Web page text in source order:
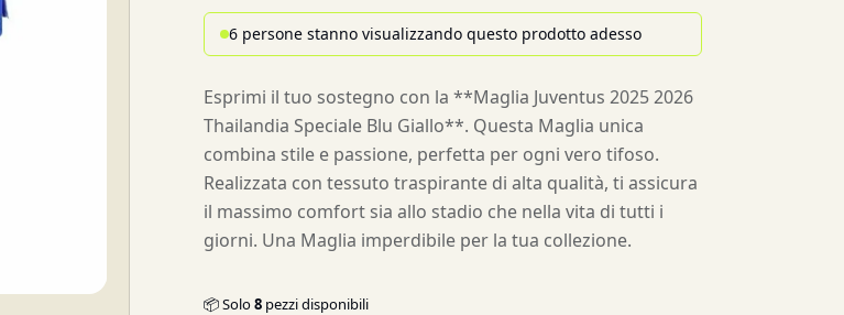
6 persone stanno visualizzando questo prodotto adesso
Esprimi il tuo sostegno con la **Maglia Juventus 2025 2026
Thailandia Speciale Blu Giallo**. Questa Maglia unica
combina stile e passione, perfetta per ogni vero tifoso.
Realizzata con tessuto traspirante di alta qualità, ti assicura
il massimo comfort sia allo stadio che nella vita di tutti i
giorni. Una Maglia imperdibile per la tua collezione.
📦 Solo8 pezzi disponibili